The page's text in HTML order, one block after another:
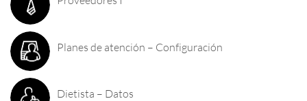
Planes de atención – Configuración
Dietista – Datos